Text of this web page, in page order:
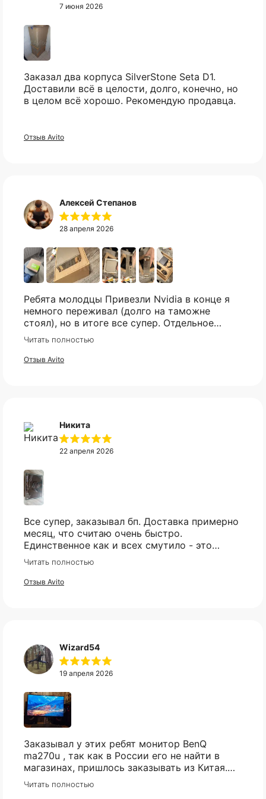
7 июня 2026
Заказал два корпуса SilverStone Seta D1.
Доставили всё в целости, долго, конечно, но
в целом всё хорошо. Рекомендую продавца.
Отзыв Avito
Алексей Степанов
28 апреля 2026
Ребята молодцы Привезли Nvidia в конце я
немного переживал (долго на таможне
стоял), но в итоге все супер. Отдельное
спасибо что всегда отвечали практически
мгновенно, клиентская поддержка на самом
высоком уровне!
Читать полностью
Отзыв Avito
Никита
22 апреля 2026
Все супер, заказывал бп. Доставка примерно
месяц, что считаю очень быстро.
Единственное как и всех смутило - это
оплата, но все прошло гладко. Упакован
товар тоже был хорошо, в двойной коробке
и в пупырке. Трек номер предоставили.
Читать полностью
Отзыв Avito
Wizard54
19 апреля 2026
Заказывал у этих ребят монитор BenQ
ma270u , так как в России его не найти в
магазинах, пришлось заказывать из Китая.
Были сначало сомнения , так как монитор
относительно не дешёвый и хрупкий товар,
Читать полностью
Не нашли нужный вам
КАТАЛОГ
Компьютеры
Мониторы
Комплектующие
Все товары ↵
Контакты
Оферта
ИНФОРМАЦИЯ